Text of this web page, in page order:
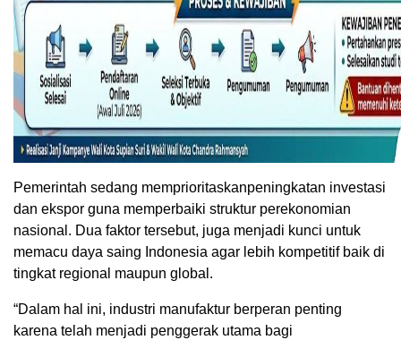
Pemerintah sedang memprioritaskanpeningkatan investasi
dan ekspor guna memperbaiki struktur perekonomian
nasional. Dua faktor tersebut, juga menjadi kunci untuk
memacu daya saing Indonesia agar lebih kompetitif baik di
tingkat regional maupun global.
“Dalam hal ini, industri manufaktur berperan penting
karena telah menjadi penggerak utama bagi